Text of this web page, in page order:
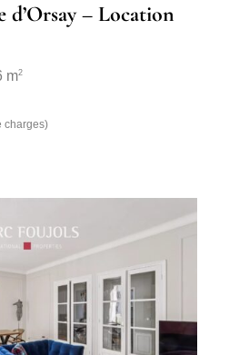
d’Orsay – Location
m2
charges)